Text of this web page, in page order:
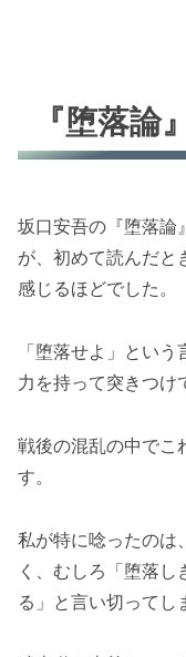
『堕落論
坂口安吾の『堕落論
が、初めて読んだと
感じるほどでした。
「堕落せよ」とい
力を持って突きつけ
戦後の混乱の中でこ
す。
私が特に唸ったのは
く、むしろ「堕落
る」と言い切ってし